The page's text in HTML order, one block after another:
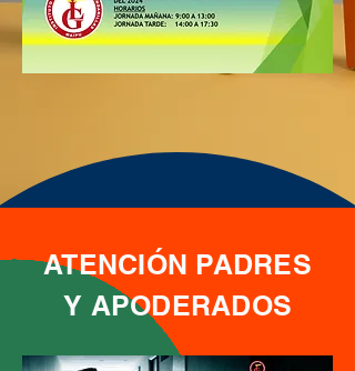
ATENCIÓN PADRES
Y APODERADOS